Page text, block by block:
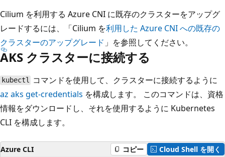
Cilium を利用する Azure CNI に既存のクラスターをアップグ
レードするには、「Cilium を利用した Azure CNI への既存の
クラスターのアップグレード 」を参照してください。
AKS クラスターに接続する
kubectl コマンドを使用して、クラスターに接続するように
az aks get-credentials を構成します。 このコマンドは、資格
情報をダウンロードし、それを使用するように Kubernetes
CLI を構成します。
Azure CLI コピー Cloud Shell を開く